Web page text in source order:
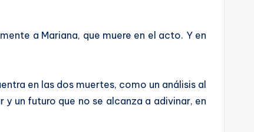
a Mariana, que muere en el acto. Y en
en las dos muertes, como un análisis al
un futuro que no se alcanza a adivinar, en